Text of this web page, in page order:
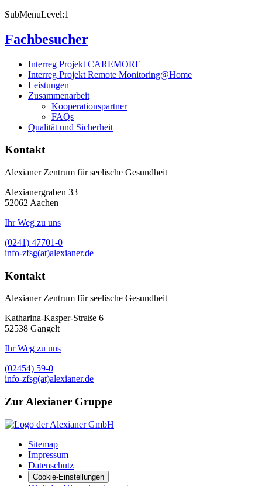
SubMenuLevel:1
Fachbesucher
Interreg Projekt CAREMORE
Interreg Projekt Remote Monitoring@Home
Leistungen
Zusammenarbeit
Kooperationspartner
FAQs
Qualität und Sicherheit
Kontakt
Alexianer Zentrum für seelische Gesundheit
Alexianergraben 33
52062 Aachen
Ihr Weg zu uns
(0241) 47701-0
info-zfsg(at)alexianer.de
Kontakt
Alexianer Zentrum für seelische Gesundheit
Katharina-Kasper-Straße 6
52538 Gangelt
Ihr Weg zu uns
(02454) 59-0
info-zfsg(at)alexianer.de
Zur Alexianer Gruppe
Sitemap
Impressum
Datenschutz
Cookie-Einstellungen